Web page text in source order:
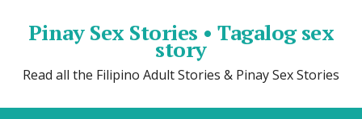
Pinay Sex Stories • Tagalog sex
story
Read all the Filipino Adult Stories & Pinay Sex Stories